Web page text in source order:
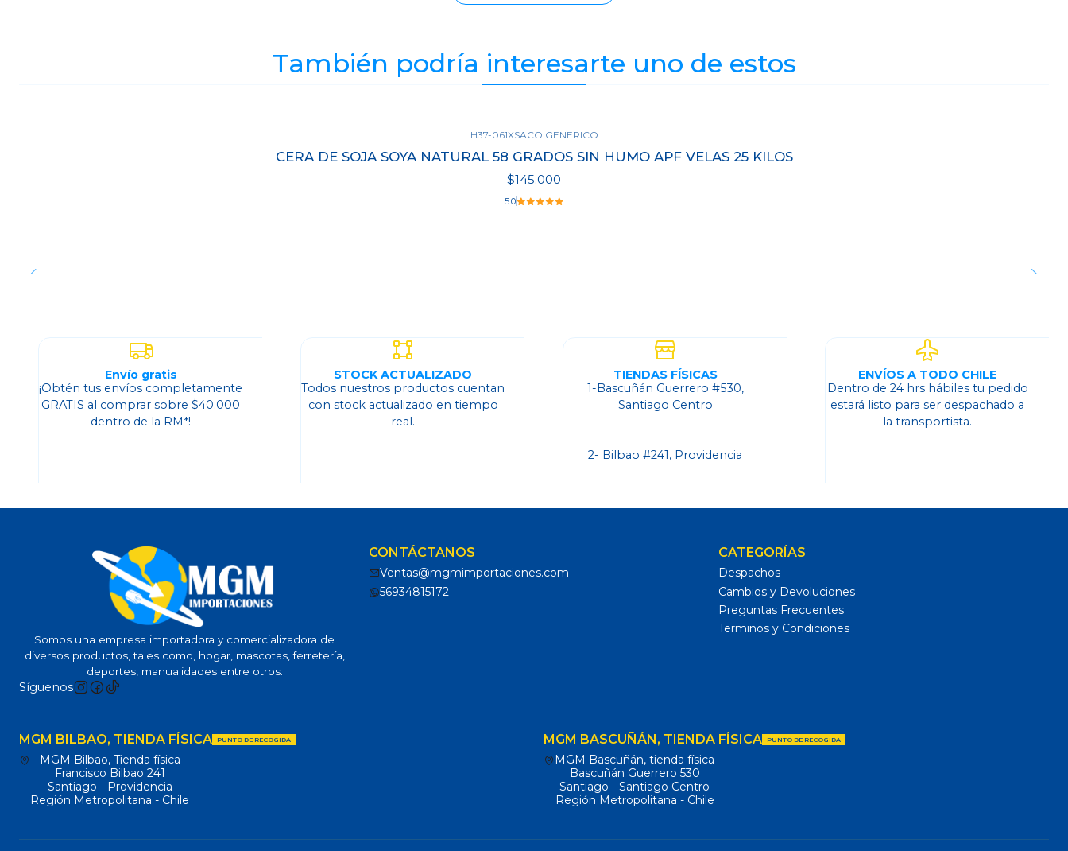
También podría interesarte uno de estos
H37-061XSACO|GENERICO
CERA DE SOJA SOYA NATURAL 58 GRADOS SIN HUMO APF VELAS 25 KILOS
$145.000
5.0
Envío gratis
¡Obtén tus envíos completamente
GRATIS al comprar sobre $40.000
dentro de la RM*!
STOCK ACTUALIZADO
Todos nuestros productos cuentan
con stock actualizado en tiempo
real.
TIENDAS FÍSICAS
1-Bascuñán Guerrero #530,
Santiago Centro
2- Bilbao #241, Providencia
ENVÍOS A TODO CHILE
Dentro de 24 hrs hábiles tu pedido
estará listo para ser despachado a
la transportista.
Somos una empresa importadora y comercializadora de
diversos productos, tales como, hogar, mascotas, ferretería,
deportes, manualidades entre otros.
Síguenos
CONTÁCTANOS
Ventas@mgmimportaciones.com
56934815172
CATEGORÍAS
Despachos
Cambios y Devoluciones
Preguntas Frecuentes
Terminos y Condiciones
MGM BILBAO, TIENDA FÍSICA PUNTO DE RECOGIDA
MGM Bilbao, Tienda física
Francisco Bilbao 241
Santiago - Providencia
Región Metropolitana - Chile
MGM BASCUÑÁN, TIENDA FÍSICA PUNTO DE RECOGIDA
MGM Bascuñán, tienda física
Bascuñán Guerrero 530
Santiago - Santiago Centro
Región Metropolitana - Chile